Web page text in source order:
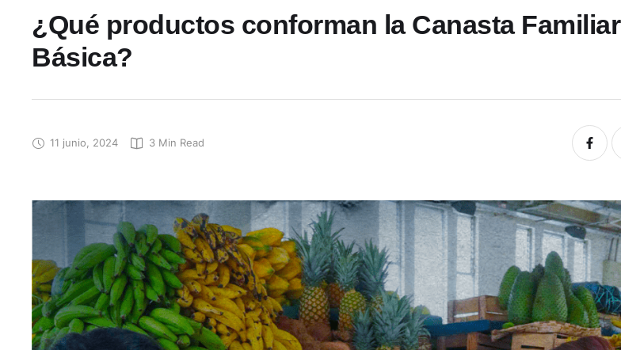
¿Qué productos conforman la Canasta Familiar
Básica?
11 junio, 2024 3 Min Read